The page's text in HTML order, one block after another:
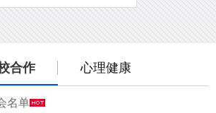
合作 心理健康
名单